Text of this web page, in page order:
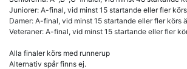
Juniorer: A-final, vid minst 15 startande eller fler
Damer: A-final, vid minst 15 startande eller fler körs
Veteraner: A-final, vid minst 15 startande eller fler
Alla finaler körs med runnerup
Alternativ spår finns ej.